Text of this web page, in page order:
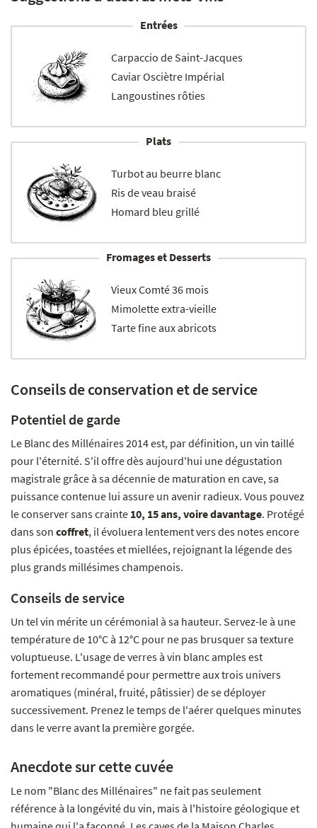
Entrées
Carpaccio de Saint-Jacques
Caviar Osciètre Impérial
Langoustines rôties
Plats
Turbot au beurre blanc
Ris de veau braisé
Homard bleu grillé
Fromages et Desserts
Vieux Comté 36 mois
Mimolette extra-vieille
Tarte fine aux abricots
Conseils de conservation et de service
Potentiel de garde
Le Blanc des Millénaires 2014 est, par définition, un vin taillé
pour l'éternité. S'il offre dès aujourd'hui une dégustation
magistrale grâce à sa décennie de maturation en cave, sa
puissance contenue lui assure un avenir radieux. Vous pouvez
le conserver sans crainte 10, 15 ans, voire davantage. Protégé
dans son coffret, il évoluera lentement vers des notes encore
plus épicées, toastées et miellées, rejoignant la légende des
plus grands millésimes champenois.
Conseils de service
Un tel vin mérite un cérémonial à sa hauteur. Servez-le à une
température de 10°C à 12°C pour ne pas brusquer sa texture
voluptueuse. L'usage de verres à vin blanc amples est
fortement recommandé pour permettre aux trois univers
aromatiques (minéral, fruité, pâtissier) de se déployer
successivement. Prenez le temps de l'aérer quelques minutes
dans le verre avant la première gorgée.
Anecdote sur cette cuvée
Le nom "Blanc des Millénaires" ne fait pas seulement
référence à la longévité du vin, mais à l'histoire géologique et